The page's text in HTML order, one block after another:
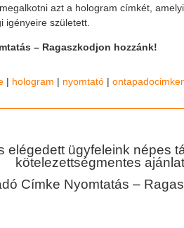
azt a hologram címkét,
igényeire született.
– Ragaszkodjon hozzánk!
| hologram | nyomtató |
elégedett ügyfeleink népes
kötelezettségmentes
Címke Nyomtatás –